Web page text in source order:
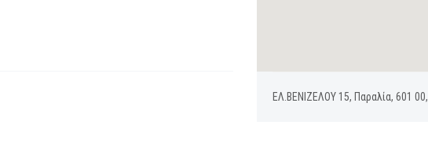
ΕΛ.ΒΕΝΙΖΕΛΟΥ 15, Παραλία, 601 00,